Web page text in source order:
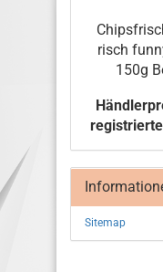
risch
150g
Sitemap